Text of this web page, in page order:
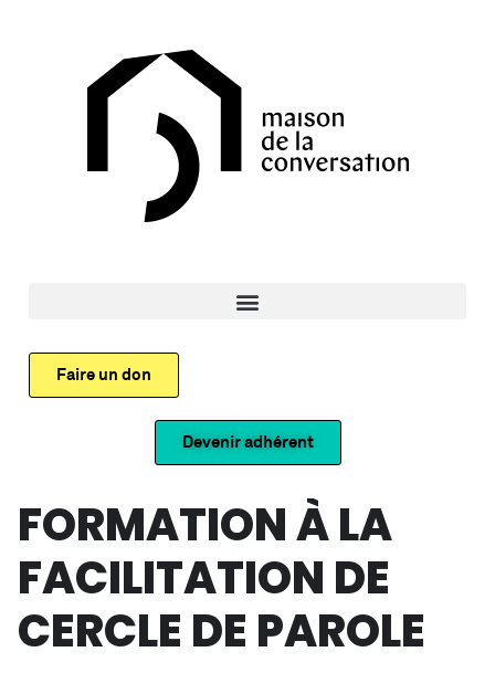
Faire un don
Devenir adhérent
FORMATION À LA
FACILITATION DE
CERCLE DE PAROLE